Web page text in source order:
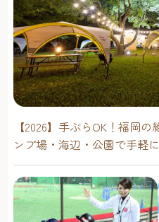
【2026】手ぶらOK！福岡
ンプ場・海辺・公園で手軽